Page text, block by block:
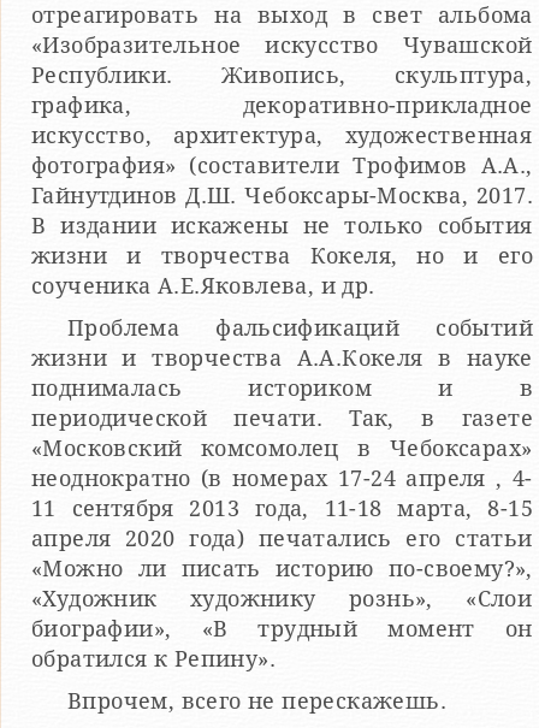
отреагировать на выход в свет альбома
«Изобразительное искусство Чувашской
Республики. Живопись, скульптура,
графика, декоративно-прикладное
искусство, архитектура, художественная
фотография» (составители Трофимов А.А.,
Гайнутдинов Д.Ш. Чебоксары-Москва, 2017.
В издании искажены не только события
жизни и творчества Кокеля, но и его
соученика А.Е.Яковлева, и др.
Проблема фальсификаций событий
жизни и творчества А.А.Кокеля в науке
поднималась историком и в
периодической печати. Так, в газете
«Московский комсомолец в Чебоксарах»
неоднократно (в номерах 17-24 апреля , 4-
11 сентября 2013 года, 11-18 марта, 8-15
апреля 2020 года) печатались его статьи
«Можно ли писать историю по-своему?»,
«Художник художнику рознь», «Слои
биографии», «В трудный момент он
обратился к Репину».
Впрочем, всего не перескажешь.